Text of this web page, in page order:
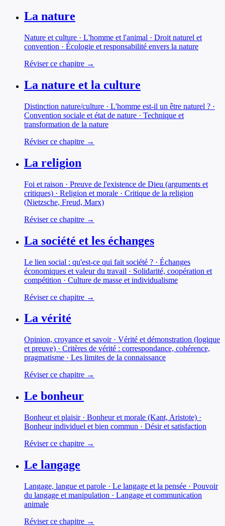
La nature
Nature et culture · L'homme et l'animal · Droit naturel et
convention · Écologie et responsabilité envers la nature
Réviser ce chapitre →
La nature et la culture
Distinction nature/culture · L'homme est-il un être naturel ? ·
Convention sociale et état de nature · Technique et
transformation de la nature
Réviser ce chapitre →
La religion
Foi et raison · Preuve de l'existence de Dieu (arguments et
critiques) · Religion et morale · Critique de la religion
(Nietzsche, Freud, Marx)
Réviser ce chapitre →
La société et les échanges
Le lien social : qu'est-ce qui fait société ? · Échanges
économiques et valeur du travail · Solidarité, coopération et
compétition · Culture de masse et individualisme
Réviser ce chapitre →
La vérité
Opinion, croyance et savoir · Vérité et démonstration (logique
et preuve) · Critères de vérité : correspondance, cohérence,
pragmatisme · Les limites de la connaissance
Réviser ce chapitre →
Le bonheur
Bonheur et plaisir · Bonheur et morale (Kant, Aristote) ·
Bonheur individuel et bien commun · Désir et satisfaction
Réviser ce chapitre →
Le langage
Langage, langue et parole · Le langage et la pensée · Pouvoir
du langage et manipulation · Langage et communication
animale
Réviser ce chapitre →